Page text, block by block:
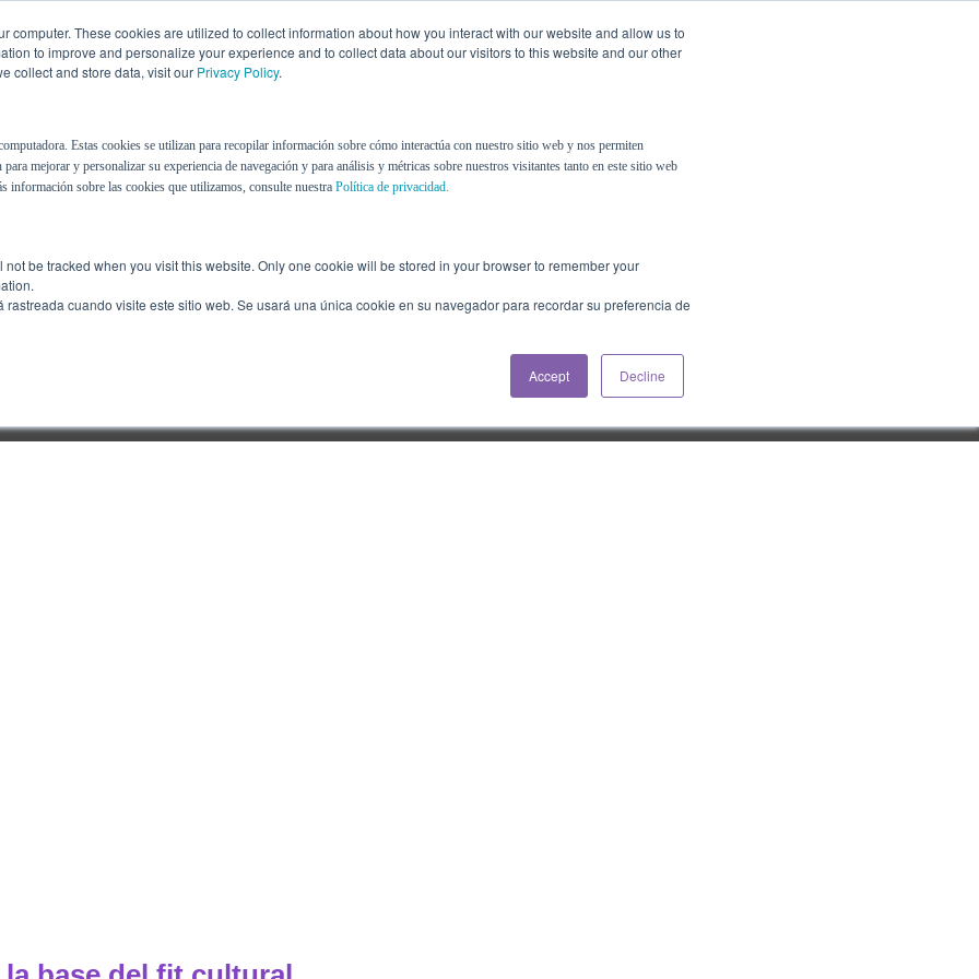
computer. These cookies are utilized to collect information about how you interact with our website and allow us to
to improve and personalize your experience and to collect data about our visitors to this website and our other
collect and store data, visit our Privacy Policy.
Estas cookies se utilizan para recopilar información sobre cómo interactúa con nuestro sitio web y nos permiten
mejorar y personalizar su experiencia de navegación y para análisis y métricas sobre nuestros visitantes tanto en este sitio web
información sobre las cookies que utilizamos, consulte nuestra Política de privacidad.
be tracked when you visit this website. Only one cookie will be stored in your browser to remember your
rastreada cuando visite este sitio web. Se usará una única cookie en su navegador para recordar su preferencia de
Accept Decline
Nosotros Recursos Blog